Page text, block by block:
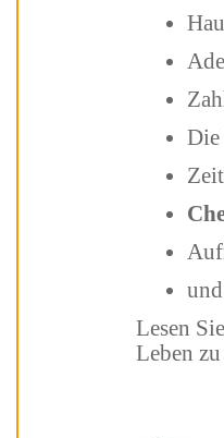
Lesen Sie dieses Ebook und finden Sie Motivation und Anleitung um Ihr